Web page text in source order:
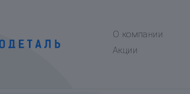
О компании
Акции